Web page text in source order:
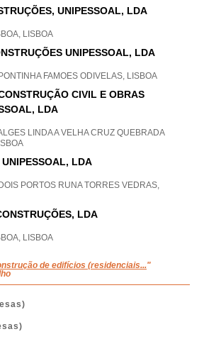
UNIPESSOAL, LDA
LISBOA
UNIPESSOAL, LDA
FAMOES ODIVELAS, LISBOA
CIVIL E OBRAS
LDA
LINDA A VELHA CRUZ QUEBRADA
LDA
PORTOS RUNA TORRES VEDRAS,
LDA
LISBOA
de edifícios (residenciais..."